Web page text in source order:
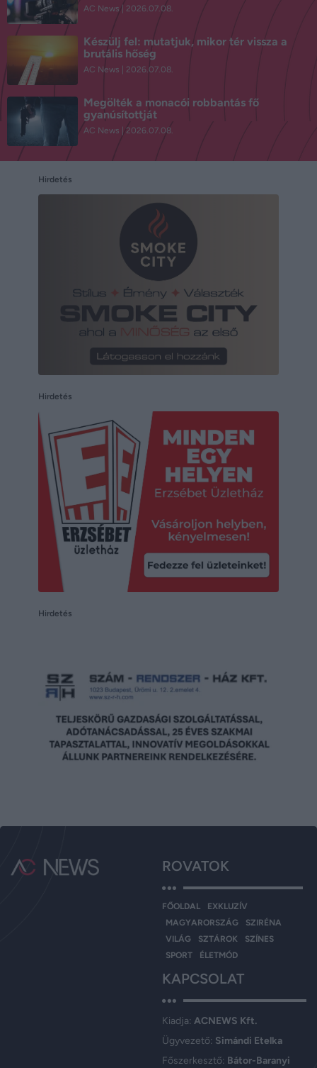
AC News 2026.07.08.
Készülj fel: mutatjuk, mikor tér vissza a
brutális hőség
AC News 2026.07.08.
Megölték a monacói robbantás fő
gyanúsítottját
AC News 2026.07.08.
Hirdetés
Hirdetés
Hirdetés
ROVATOK
FŐOLDAL
EXKLUZÍV
MAGYARORSZÁG
SZIRÉNA
VILÁG
SZTÁROK
SZÍNES
SPORT
ÉLETMÓD
KAPCSOLAT
Kiadja: ACNEWS Kft.
Ügyvezető: Simándi Etelka
Főszerkesztő: Bátor-Baranyi